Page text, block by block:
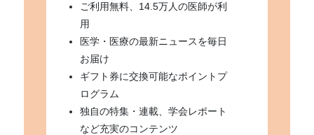
ご利用無料、14.5万人の医師が利
用
医学・医療の最新ニュースを毎日
お届け
ギフト券に交換可能なポイントプ
ログラム
独自の特集・連載、学会レポート
など充実のコンテンツ